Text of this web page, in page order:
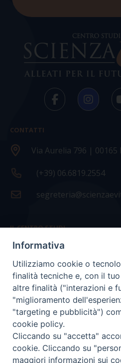
CONTATTI
Via Aurelia 796 | 00165
(+39) 06.6819.2554
IL CENTRO STUDI
La nostra storia
Statuto
Presidenza e ufficio
Consiglio scientifico
Coordinamento nazionale
Informativa
Utilizziamo cookie o
finalità tecniche e, con il
altre finalità ("interazioni e
"miglioramento
"targeting e pubblicità")
cookie policy.
Cliccando su "accetta"
cookie. Cliccando su
maggiori informazioni sui